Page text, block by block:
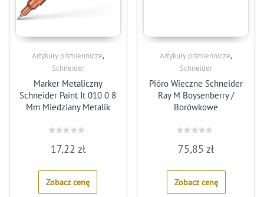
Artykuły piśmiennicze,
Schneider
Marker Metaliczny
Schneider Paint It 010 0 8
Mm Miedziany Metalik
0
out
5
17,22 zł
Zobacz cenę
Artykuły piśmiennicze,
Schneider
Pióro Wieczne Schneider
Ray M Boysenberry /
Borówkowe
0
out
5
75,85zł
Zobacz cenę